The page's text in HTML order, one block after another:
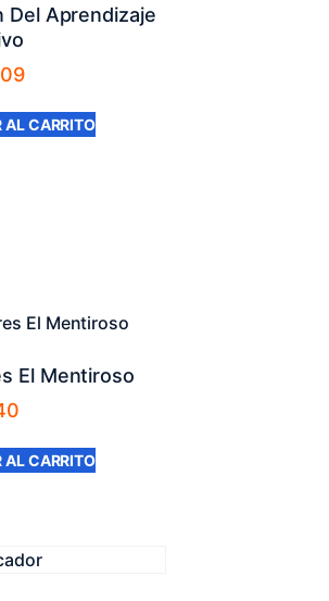
Del Aprendizaje
AL CARRITO
El Mentiroso
AL CARRITO